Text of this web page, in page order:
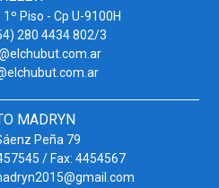
Piso - Cp U-9100H
280 4434 802/3
MADRYN
Peña 79
/ Fax: 4454567